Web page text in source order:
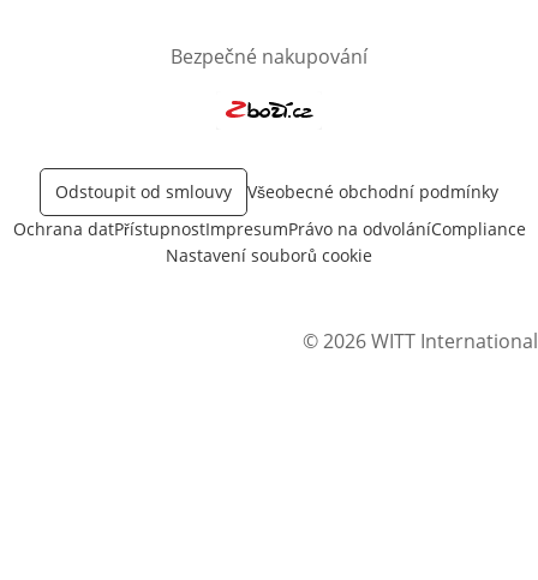
Bezpečné nakupování
Odstoupit od smlouvy
Všeobecné obchodní podmínky
Ochrana datPřístupnostImpresumPrávo na odvoláníCompliance
Nastavení souborů cookie
© 2026 WITT International